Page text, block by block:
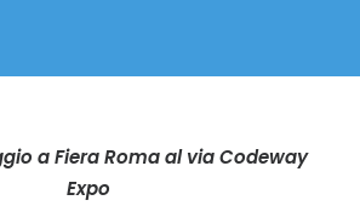
a Fiera Roma al via Codeway
Expo